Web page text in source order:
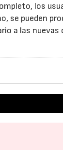
los
se pueden
a las nuevas